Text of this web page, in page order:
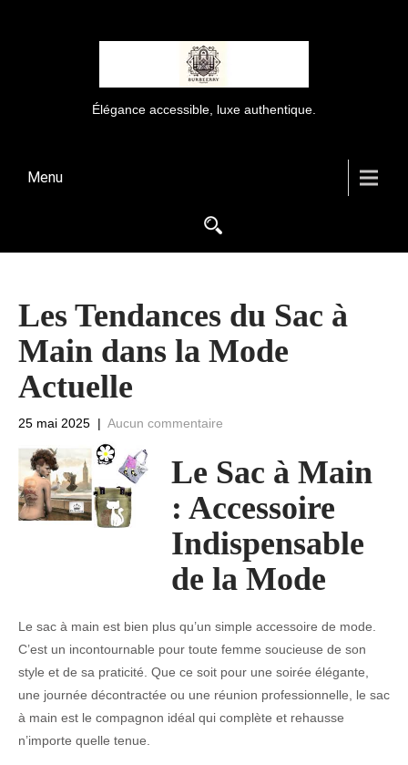
Élégance accessible, luxe authentique.
Menu
Les Tendances du Sac à
Main dans la Mode
Actuelle
25 mai 2025 | Aucun commentaire
Le Sac à Main
: Accessoire
Indispensable
de la Mode
Le sac à main est bien plus qu’un simple accessoire de mode.
C’est un incontournable pour toute femme soucieuse de son
style et de sa praticité. Que ce soit pour une soirée élégante,
une journée décontractée ou une réunion professionnelle, le sac
à main est le compagnon idéal qui complète et rehausse
n’importe quelle tenue.